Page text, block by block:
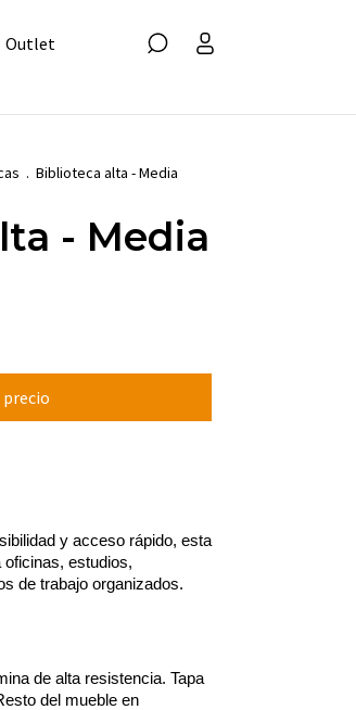
Outlet
. Biblioteca alta - Media
- Media
y acceso rápido, esta
oficinas, estudios,
de trabajo organizados.
de alta resistencia. Tapa